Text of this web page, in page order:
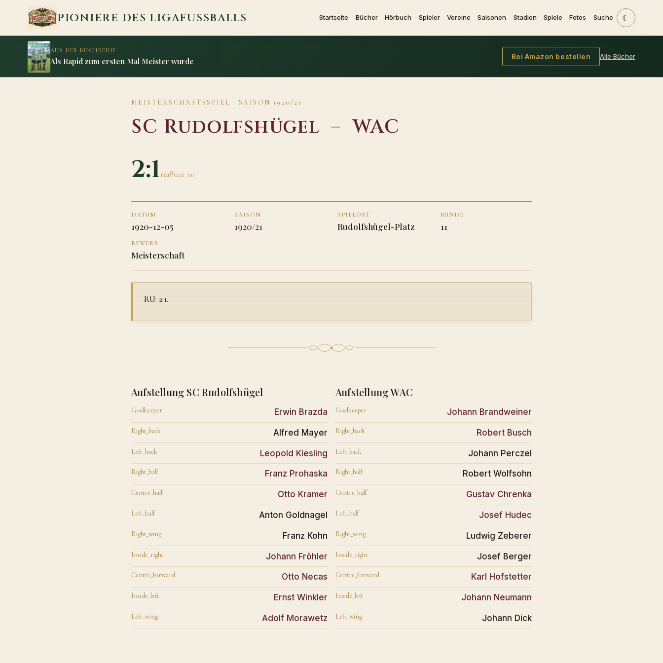
Zum Inhalt springen
PIONIERE DES LIGAFUSSBALLS Startseite Bücher Hörbuch Spieler Vereine Saisonen Stadien Spiele Fotos Suche ☾
AUS DER BUCHREIHE
Als Rapid zum ersten Mal Meister wurde Bei Amazon bestellen Alle Bücher
MEISTERSCHAFTSSPIEL · SAISON 1920/21
SC Rudolfshügel –WAC
2:1Halbzeit 1:0
DATUM
1920-12-05
SAISON
1920/21
SPIELORT
Rudolfshügel-Platz
RUNDE
11
BEWERB
Meisterschaft
RU: 2:1.
Aufstellung SC Rudolfshügel
Goalkeeper Erwin Brazda
Right_back Alfred Mayer
Left_back Leopold Kiesling
Right_half Franz Prohaska
Centre_half Otto Kramer
Left_half Anton Goldnagel
Right_wing Franz Kohn
Inside_right Johann Fröhler
Centre_forward Otto Necas
Inside_left Ernst Winkler
Left_wing Adolf Morawetz
Aufstellung WAC
Goalkeeper Johann Brandweiner
Right_back Robert Busch
Left_back Johann Perczel
Right_half Robert Wolfsohn
Centre_half Gustav Chrenka
Left_half Josef Hudec
Right_wing Ludwig Zeberer
Inside_right Josef Berger
Centre_forward Karl Hofstetter
Inside_left Johann Neumann
Left_wing Johann Dick